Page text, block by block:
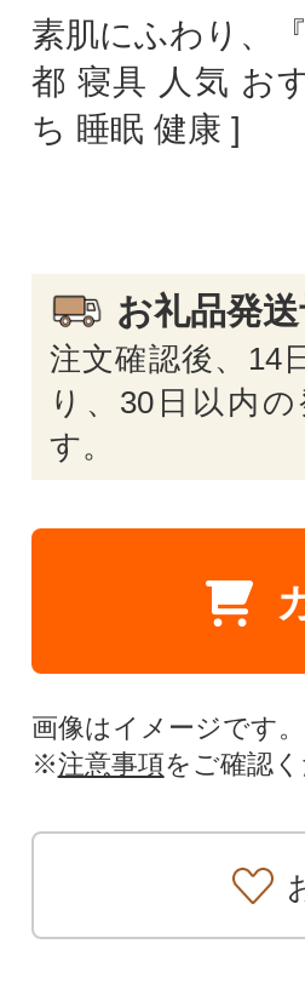
素肌にふわり、
都 寝具 人気 お
ち 睡眠 健康 ]
お礼品発
注文確認後、14
り、30日以内
す。
画像はイメージです。
※注意事項をご確認く